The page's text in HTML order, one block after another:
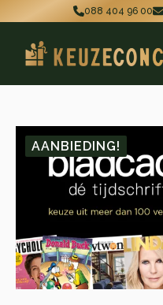
088 404 96 00
AANBIEDING!